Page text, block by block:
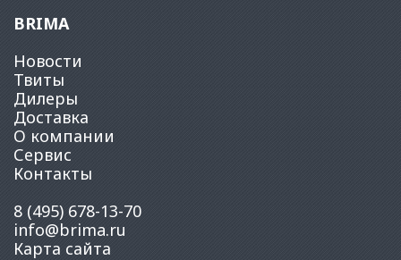
BRIMA
Новости
Твиты
Дилеры
Доставка
О компании
Сервис
Контакты
8 (495) 678-13-70
info@brima.ru
Карта сайта